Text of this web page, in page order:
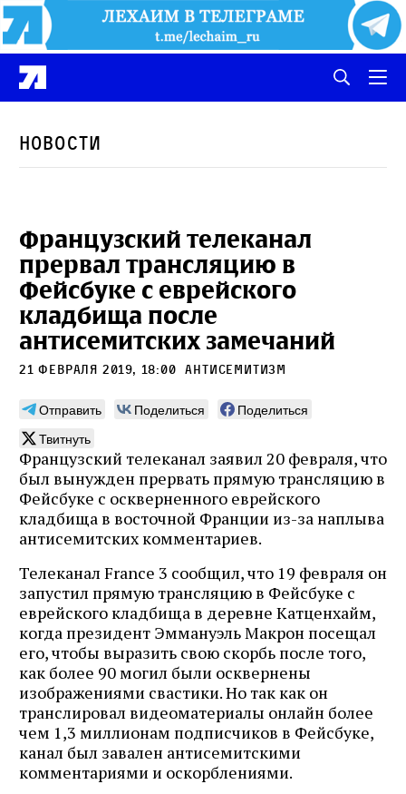
Новости
Французский телеканал
прервал трансляцию в
Фейсбуке с еврейского
кладбища после
антисемитских замечаний
21 февраля 2019, 18:00 антисемитизм
Отправить Поделиться
Поделиться
Твитнуть
Французский телеканал заявил 20 февраля, что
был вынужден прервать прямую трансляцию в
Фейсбуке с оскверненного еврейского
кладбища в восточной Франции из-за наплыва
антисемитских комментариев.
Телеканал France 3 сообщил, что 19 февраля он
запустил прямую трансляцию в Фейсбуке с
еврейского кладбища в деревне Катценхайм,
когда президент Эммануэль Макрон посещал
его, чтобы выразить свою скорбь после того,
как более 90 могил были осквернены
изображениями свастики. Но так как он
транслировал видеоматериалы онлайн более
чем 1,3 миллионам подписчиков в Фейсбуке,
канал был завален антисемитскими
комментариями и оскорблениями.